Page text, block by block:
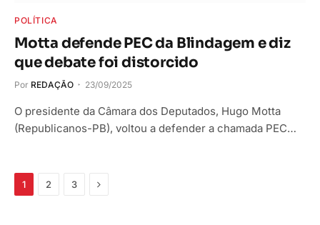
POLÍTICA
Motta defende PEC da Blindagem e diz
que debate foi distorcido
Por REDAÇÃO 23/09/2025
O presidente da Câmara dos Deputados, Hugo Motta
(Republicanos-PB), voltou a defender a chamada PEC…
1 2 3 Próximo